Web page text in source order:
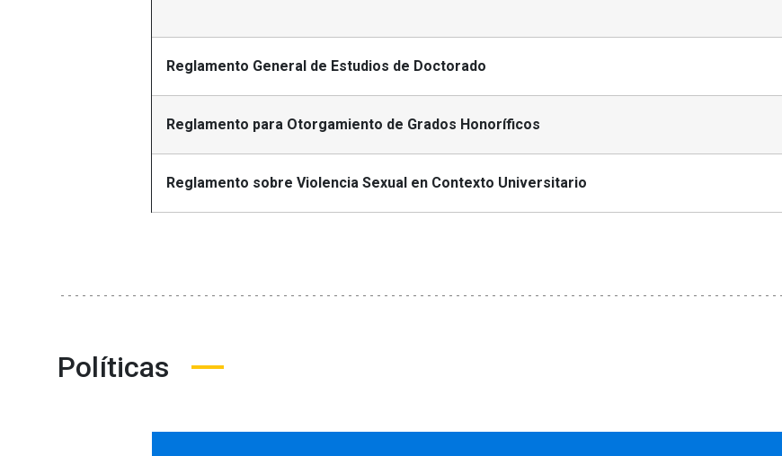
Reglamento General de Estudios de Doctorado
Reglamento para Otorgamiento de Grados Honoríficos
Reglamento sobre Violencia Sexual en Contexto Universitario
Políticas